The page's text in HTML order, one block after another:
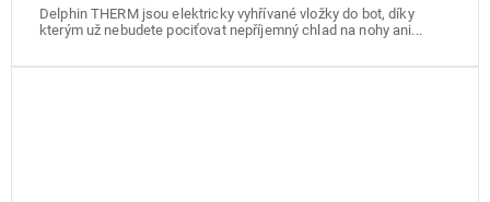
Delphin THERM jsou elektricky vyhřívané vložky do bot, díky
kterým už nebudete pociťovat nepříjemný chlad na nohy ani...